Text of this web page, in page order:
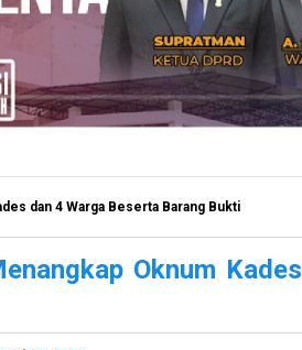
dan 4 Warga Beserta Barang Bukti
Oknum Kades